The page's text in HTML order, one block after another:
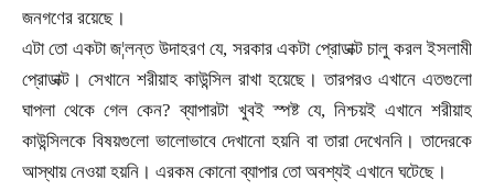
জনগণের রয়েছে।
এটা তো একটা জ¦লন্ত উদাহরণ যে, সরকার একটা প্রোডাক্ট চালু করল ইসলামী
প্রোডাক্ট। সেখানে শরীয়াহ কাউন্সিল রাখা হয়েছে। তারপরও এখানে এতগুলো
ঘাপলা থেকে গেল কেন?ব্যাপারটা খুবই স্পষ্ট যে, নিশ্চয়ই এখানে শরীয়াহ
কাউন্সিলকে বিষয়গুলো ভালোভাবে দেখানো হয়নি বা তারা দেখেননি। তাদেরকে
আস্থায় নেওয়া হয়নি। এরকম কোনো ব্যাপার তো অবশ্যই এখানে ঘটেছে।